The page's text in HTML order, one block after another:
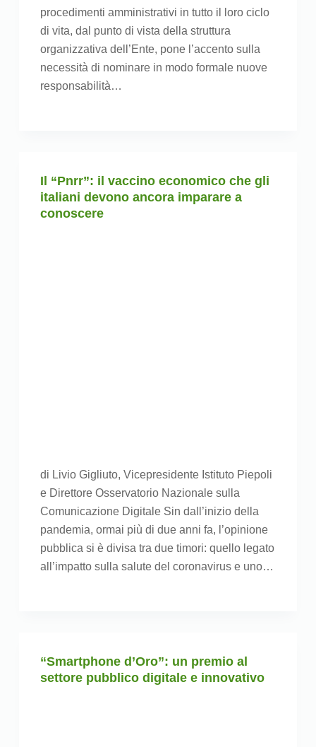
procedimenti amministrativi in tutto il loro ciclo
di vita, dal punto di vista della struttura
organizzativa dell’Ente, pone l’accento sulla
necessità di nominare in modo formale nuove
responsabilità…
Il “Pnrr”: il vaccino economico che gli
italiani devono ancora imparare a
conoscere
di Livio Gigliuto, Vicepresidente Istituto Piepoli
e Direttore Osservatorio Nazionale sulla
Comunicazione Digitale Sin dall’inizio della
pandemia, ormai più di due anni fa, l’opinione
pubblica si è divisa tra due timori: quello legato
all’impatto sulla salute del coronavirus e uno…
“Smartphone d’Oro”: un premio al
settore pubblico digitale e innovativo